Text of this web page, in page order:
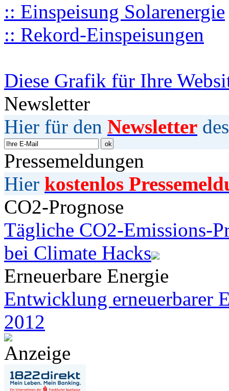
:: Einspeisung Solarenergie
:: Rekord-Einspeisungen
Diese Grafik für Ihre
Newsletter
Hier für den Newsletter
Pressemeldungen
Hier kostenlos
CO2-Prognose
Tägliche CO2-Emissions-
bei Climate Hacks
Erneuerbare Energie
Entwicklung erneuerbarer
2012
Anzeige